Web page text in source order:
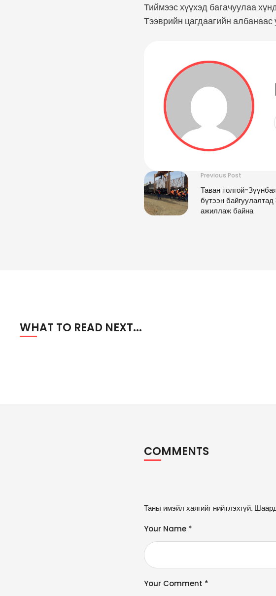
Тиймээс хүүхэд багачуулаа
Тээврийн цагдаагийн
Previous Post
Таван толгой-
бүтээн
ажиллаж байна
WHAT TO READ NEXT...
COMMENTS
Таны имэйл хаягийг нийтлэхгүй.
Your Comment *
Your Name *
A
e
n
a
ti
v
e